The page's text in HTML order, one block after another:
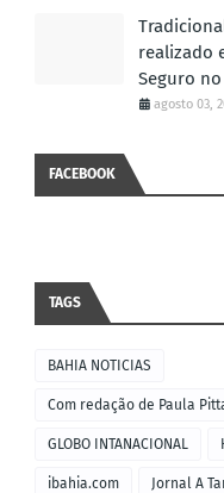
realizado
Seguro
agosto 03,
FACEBOOK
TAGS
BAHIA NOTICIAS
Com redação de Paula
GLOBO INTANACIONAL
ibahia.com Jornal A